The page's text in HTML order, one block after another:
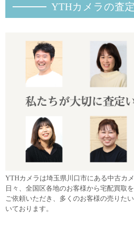
YTHカメラの査
YTHカメラは埼玉県川口市にある中古カ
日々、全国区各地のお客様から宅配買取
ご依頼いただき、多くのお客様の売りた
いております。